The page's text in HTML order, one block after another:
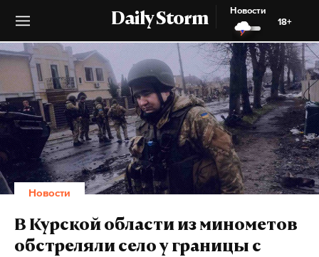
Daily Storm
Новости
18+
Новости
В Курской области из минометов
обстреляли село у границы с